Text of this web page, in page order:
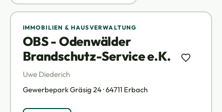
IMMOBILIEN & HAUSVERWALTUNG
OBS - Odenwälder
Brandschutz-Service e.K.
Uwe Diederich
Gewerbepark Gräsig 24 · 64711 Erbach